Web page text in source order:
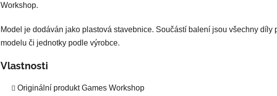
Workshop.
Model je dodáván jako plastová stavebnice. Součástí balení jsou všechny díly
modelu či jednotky podle výrobce.
Vlastnosti
Originální produkt Games Workshop